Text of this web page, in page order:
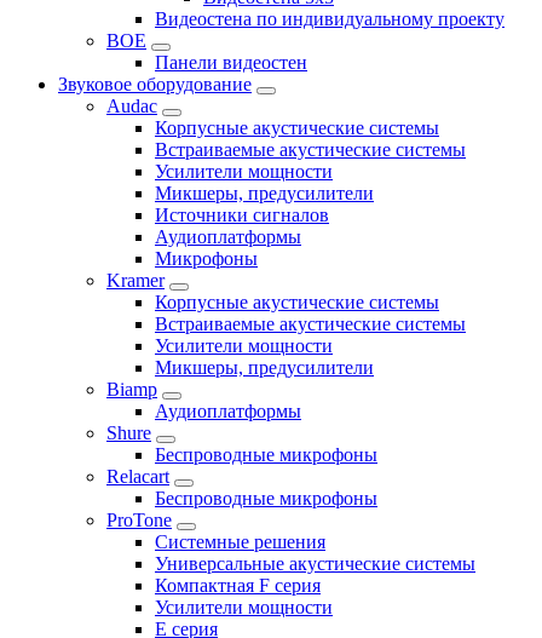
Видеостена по индивидуальному проекту
BOE
Панели видеостен
Звуковое оборудование
Audac
Корпусные акустические системы
Встраиваемые акустические системы
Усилители мощности
Микшеры, предусилители
Источники сигналов
Аудиоплатформы
Микрофоны
Kramer
Корпусные акустические системы
Встраиваемые акустические системы
Усилители мощности
Микшеры, предусилители
Biamp
Аудиоплатформы
Shure
Беспроводные микрофоны
Relacart
Беспроводные микрофоны
ProTone
Системные решения
Универсальные акустические системы
Компактная F серия
Усилители мощности
E серия